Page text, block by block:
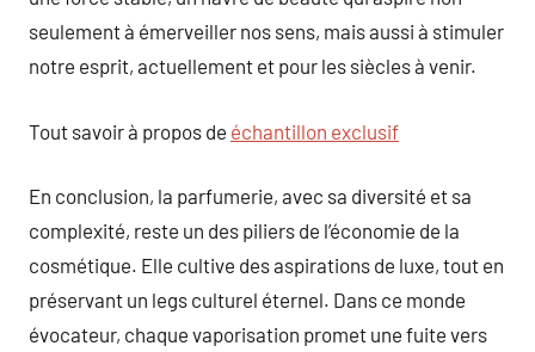
seulement à émerveiller nos sens, mais aussi à stimuler
notre esprit, actuellement et pour les siècles à venir.
Tout savoir à propos de échantillon exclusif
En conclusion, la parfumerie, avec sa diversité et sa
complexité, reste un des piliers de l’économie de la
cosmétique. Elle cultive des aspirations de luxe, tout en
préservant un legs culturel éternel. Dans ce monde
évocateur, chaque vaporisation promet une fuite vers